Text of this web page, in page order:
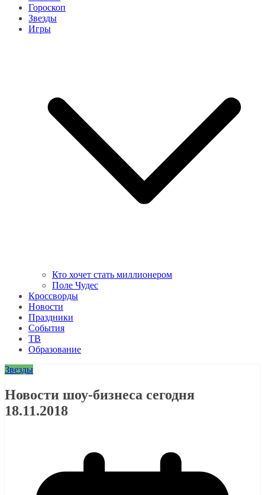
Гороскоп
Звезды
Игры
Кто хочет стать миллионером
Поле Чудес
Кроссворды
Новости
Праздники
События
ТВ
Образование
Звезды
Новости шоу-бизнеса сегодня
18.11.2018